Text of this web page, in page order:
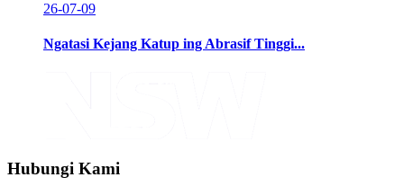
26-07-09
Ngatasi Kejang Katup ing Abrasif Tinggi...
Hubungi Kami